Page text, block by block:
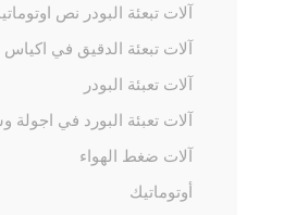
آلات تبعئة البودر نص
آلات تبعئة الدقيق في اكياس
آلات تعبئة البودر
آلات تعبئة البورد في اجولة
آلات ضغط الهواء
أوتوماتيك